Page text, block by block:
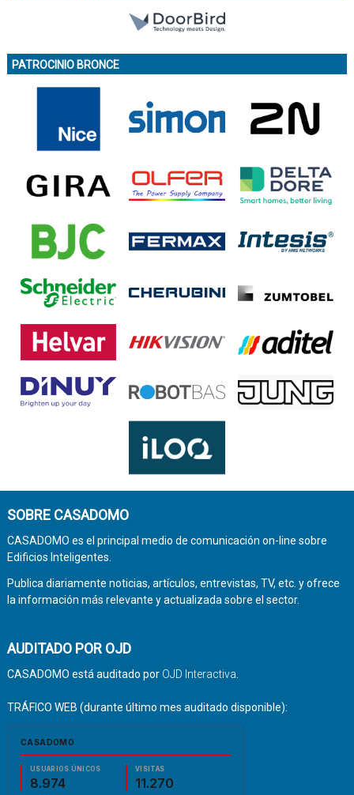
PATROCINIO BRONCE
SOBRE CASADOMO
CASADOMO es el principal medio de comunicación on-line sobre
Edificios Inteligentes.
Publica diariamente noticias, artículos, entrevistas, TV, etc. y ofrece
la información más relevante y actualizada sobre el sector.
AUDITADO POR OJD
CASADOMO está auditado por OJD Interactiva
TRÁFICO WEB (durante último mes auditado disponible):